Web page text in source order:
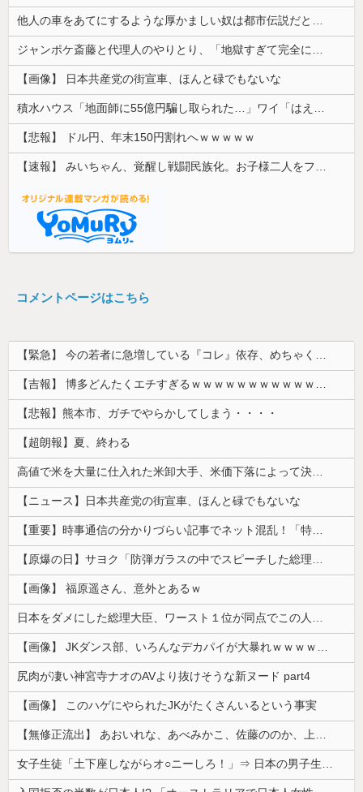
【画像】 日本共産党の街宣車、ほんと碌でもないな
【悲報】 ドル円、年末150円割れへｗｗｗｗｗ
コメントページはこちら
【悲報】熊本市、ガチでやらかしてしまう・・・・
【超朗報】夏、終わる
【ニュース】日本共産党の街宣車、ほんと碌でもないな
【画像】 福原遥さん、意外とあるｗ
尻肉が凄い神宮寺ナオのAVより抜けそうな新ヌード part4
【画像】 このハゲにやられたJKがたくさんいるという事実